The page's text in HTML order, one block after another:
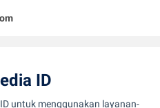
ID
untuk menggunakan layanan-